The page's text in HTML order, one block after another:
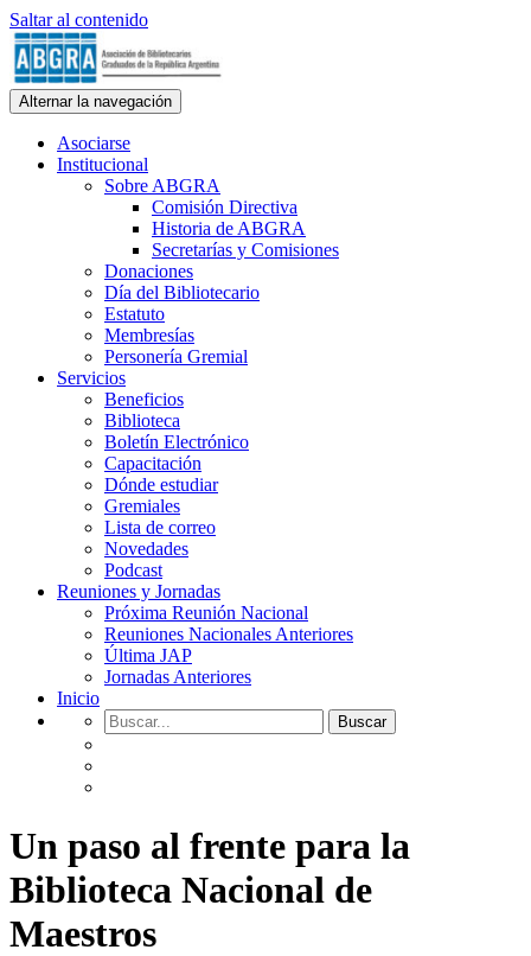
Saltar al contenido
ABGRA
Asociación de Bibliotecarios Graduados de la República Argentina.
Personería Gremial N° 354/60
Alternar la navegación
Asociarse
Institucional
Sobre ABGRA
Comisión Directiva
Historia de ABGRA
Secretarías y Comisiones
Donaciones
Día del Bibliotecario
Estatuto
Membresías
Personería Gremial
Servicios
Beneficios
Biblioteca
Boletín Electrónico
Capacitación
Dónde estudiar
Gremiales
Lista de correo
Novedades
Podcast
Reuniones y Jornadas
Próxima Reunión Nacional
Reuniones Nacionales Anteriores
Última JAP
Jornadas Anteriores
Inicio
Un paso al frente para la
Biblioteca Nacional de
Maestros